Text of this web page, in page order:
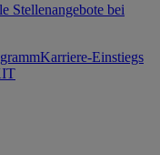
Stellenangebote bei
Karriere-Einstiegs